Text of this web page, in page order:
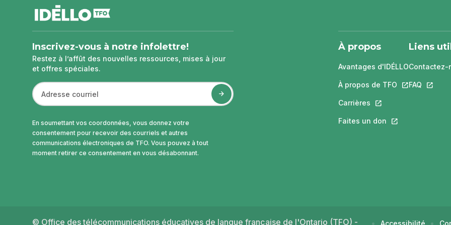
pageInscrivez-vous à notre infolettre!
Restez à l’affût des nouvelles ressources, mises à jour
et offres spéciales.
En soumettant vos coordonnées, vous donnez votre
consentement pour recevoir des courriels et autres
communications électroniques de TFO. Vous pouvez à tout
moment retirer ce consentement en vous désabonnant.
À propos
Avantages d'IDÉLLO
À propos de TFO Ce lien
Carrières Ce lien s'ouvrira dans
Faites un don Ce lien s'ouvrira
Liens
Contactez-
FAQ Ce
© Office des télécommunications éducatives de langue française de l'Ontario (TFO) - Accessibilité